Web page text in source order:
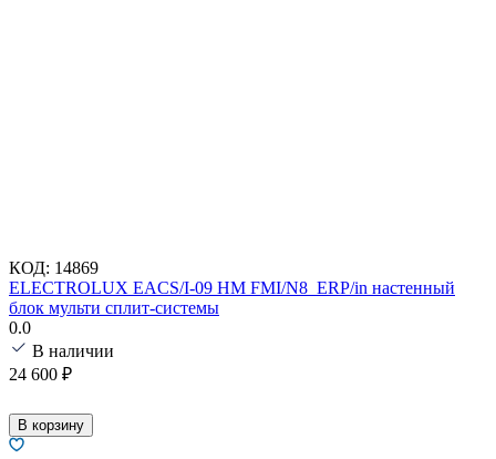
КОД: 14869
ELECTROLUX EACS/I-09 HM FMI/N8_ERP/in настенный
блок мульти сплит-системы
0.0
В наличии
24 600 ₽
В корзину